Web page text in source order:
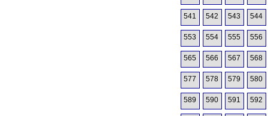
541 542 543 544
553 554 555 556
565 566 567 568
577 578 579 580
589 590 591 592